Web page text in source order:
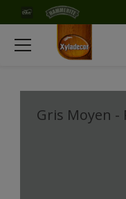
Gris Moyen -